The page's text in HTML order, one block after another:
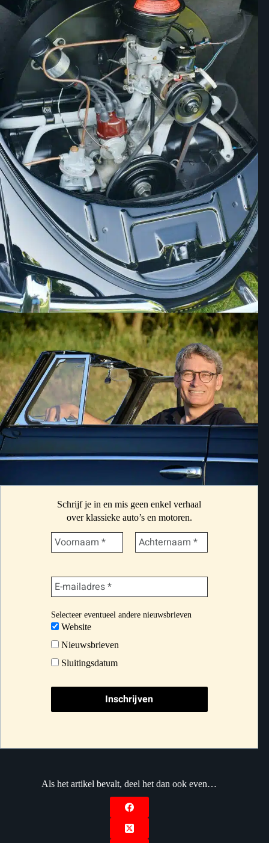
Schrijf je in en mis geen enkel verhaal
over klassieke auto’s en motoren.
Selecteer eventueel andere nieuwsbrieven
Website
Nieuwsbrieven
Sluitingsdatum
Als het artikel bevalt, deel het dan ook even…